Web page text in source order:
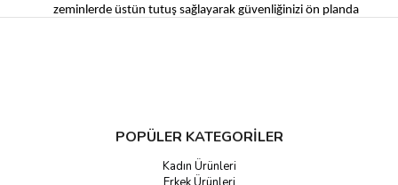
zeminlerde üstün tutuş sağlayarak güvenliğinizi ön planda
Ayarlanabilir Destek:Ayarlanabilir kayış ve ergonomik taban
uzun süreli kullanımlarda bile konforu garanti eder.
POPÜLER KATEGORİLER
Kadın Ürünleri